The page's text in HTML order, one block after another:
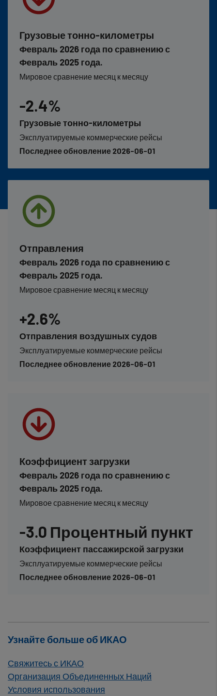
Грузовые тонно-километры
Февраль 2026 года по сравнению с
Февраль 2025 года.
Мировое сравнение месяц к месяцу
-2.4%
Грузовые тонно-километры
Эксплуатируемые коммерческие рейсы
Последнее обновление 2026-06-01
Отправления
Февраль 2026 года по сравнению с
Февраль 2025 года.
Мировое сравнение месяц к месяцу
+2.6%
Отправления воздушных судов
Эксплуатируемые коммерческие рейсы
Последнее обновление 2026-06-01
Коэффициент загрузки
Февраль 2026 года по сравнению с
Февраль 2025 года.
Мировое сравнение месяц к месяцу
-3.0 Процентный пункт
Коэффициент пассажирской загрузки
Эксплуатируемые коммерческие рейсы
Последнее обновление 2026-06-01
Узнайте больше об ИКАО
Свяжитесь с ИКАО
Организация Объединенных Наций
Условия использования